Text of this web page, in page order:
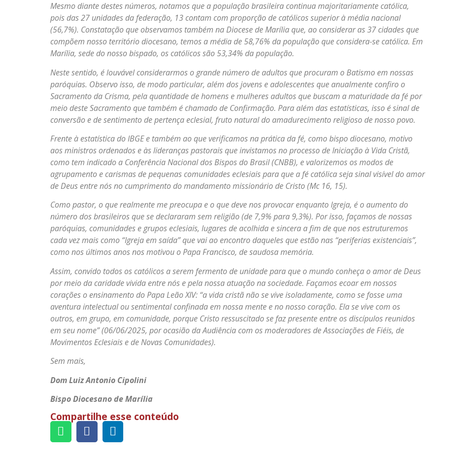
Mesmo diante destes números, notamos que a população brasileira continua majoritariamente católica,
pois das 27 unidades da federação, 13 contam com proporção de católicos superior à média nacional
(56,7%). Constatação que observamos também na Diocese de Marília que, ao considerar as 37 cidades que
compõem nosso território diocesano, temos a média de 58,76% da população que considera-se católica. Em
Marília, sede do nosso bispado, os católicos são 53,34% da população.
Neste sentido, é louvável considerarmos o grande número de adultos que procuram o Batismo em nossas
paróquias. Observo isso, de modo particular, além dos jovens e adolescentes que anualmente confiro o
Sacramento da Crisma, pela quantidade de homens e mulheres adultos que buscam a maturidade da fé por
meio deste Sacramento que também é chamado de Confirmação. Para além das estatísticas, isso é sinal de
conversão e de sentimento de pertença eclesial, fruto natural do amadurecimento religioso de nosso povo.
Frente à estatística do IBGE e também ao que verificamos na prática da fé, como bispo diocesano, motivo
aos ministros ordenados e às lideranças pastorais que invistamos no processo de Iniciação à Vida Cristã,
como tem indicado a Conferência Nacional dos Bispos do Brasil (CNBB), e valorizemos os modos de
agrupamento e carismas de pequenas comunidades eclesiais para que a fé católica seja sinal visível do amor
de Deus entre nós no cumprimento do mandamento missionário de Cristo (Mc 16, 15).
Como pastor, o que realmente me preocupa e o que deve nos provocar enquanto Igreja, é o aumento do
número dos brasileiros que se declararam sem religião (de 7,9% para 9,3%). Por isso, façamos de nossas
paróquias, comunidades e grupos eclesiais, lugares de acolhida e sincera a fim de que nos estruturemos
cada vez mais como “Igreja em saída” que vai ao encontro daqueles que estão nas “periferias existenciais”,
como nos últimos anos nos motivou o Papa Francisco, de saudosa memória.
Assim, convido todos os católicos a serem fermento de unidade para que o mundo conheça o amor de Deus
por meio da caridade vivida entre nós e pela nossa atuação na sociedade. Façamos ecoar em nossos
corações o ensinamento do Papa Leão XIV: “a vida cristã não se vive isoladamente, como se fosse uma
aventura intelectual ou sentimental confinada em nossa mente e no nosso coração. Ela se vive com os
outros, em grupo, em comunidade, porque Cristo ressuscitado se faz presente entre os discípulos reunidos
em seu nome” (06/06/2025, por ocasião da Audiência com os moderadores de Associações de Fiéis, de
Movimentos Eclesiais e de Novas Comunidades).
Sem mais,
Dom Luiz Antonio Cipolini
Bispo Diocesano de Marília
Compartilhe esse conteúdo